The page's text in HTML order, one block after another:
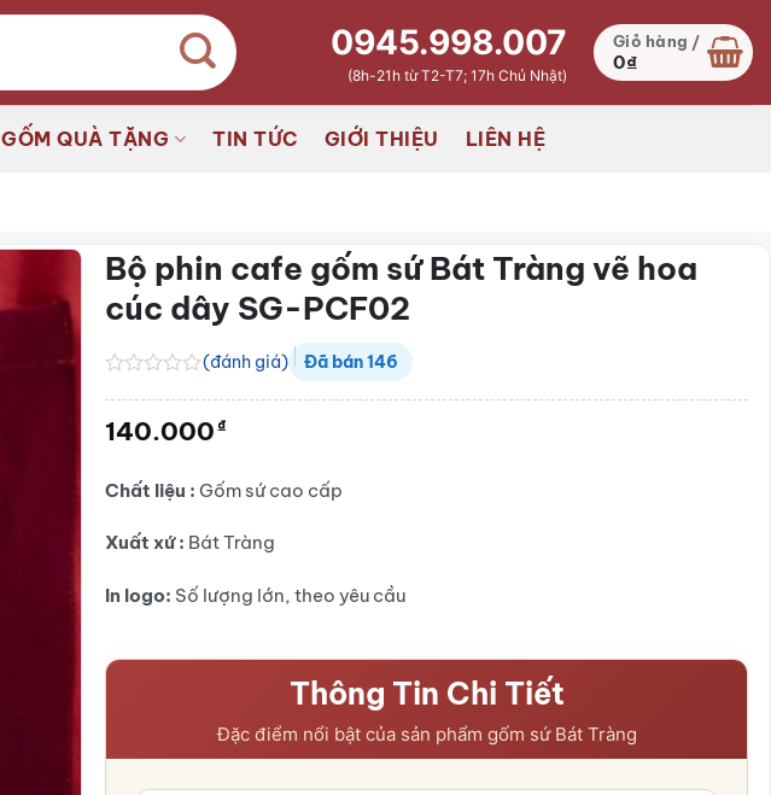
0945.998.007
(8h-21h từ T2-T7; 17h Chủ Nhật)
Giỏ hàng /
0₫
GỐM QUÀ TẶNG TIN TỨC GIỚI THIỆU LIÊN HỆ
Bộ phin cafe gốm sứ Bát Tràng vẽ hoa
cúc dây SG-PCF02
hạng
sao
(đánh giá) Đã bán146
140.000 ₫
Chất liệu : Gốm sứ cao cấp
Xuất xứ : Bát Tràng
In logo: Số lượng lớn, theo yêu cầu
Thông Tin Chi Tiết
Đặc điểm nổi bật của sản phẩm gốm sứ Bát Tràng